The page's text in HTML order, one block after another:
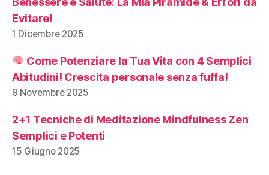
Evitare!
1 Dicembre 2025
Come Potenziare la Tua Vita con 4 Semplici
Abitudini! Crescita personale senza fuffa!
9 Novembre 2025
2+1 Tecniche di Meditazione Mindfulness Zen
Semplici e Potenti
15 Giugno 2025